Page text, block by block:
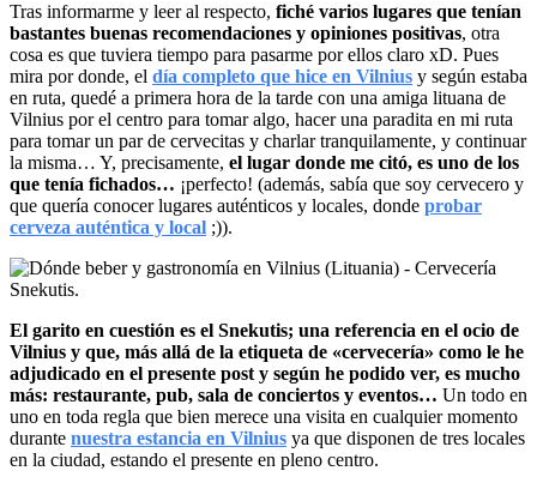
Tras informarme y leer al respecto, fiché varios lugares que tenían
bastantes buenas recomendaciones y opiniones positivas, otra
cosa es que tuviera tiempo para pasarme por ellos claro xD. Pues
mira por donde, el día completo que hice en Vilnius y según estaba
en ruta, quedé a primera hora de la tarde con una amiga lituana de
Vilnius por el centro para tomar algo, hacer una paradita en mi ruta
para tomar un par de cervecitas y charlar tranquilamente, y continuar
la misma… Y, precisamente, el lugar donde me citó, es uno de los
que tenía fichados… ¡perfecto! (además, sabía que soy cervecero y
que quería conocer lugares auténticos y locales, donde probar
cerveza auténtica y local ;)).
El garito en cuestión es el Snekutis; una referencia en el ocio de
Vilnius y que, más allá de la etiqueta de «cervecería» como le he
adjudicado en el presente post y según he podido ver, es mucho
más: restaurante, pub, sala de conciertos y eventos… Un todo en
uno en toda regla que bien merece una visita en cualquier momento
durante nuestra estancia en Vilnius ya que disponen de tres locales
en la ciudad, estando el presente en pleno centro.